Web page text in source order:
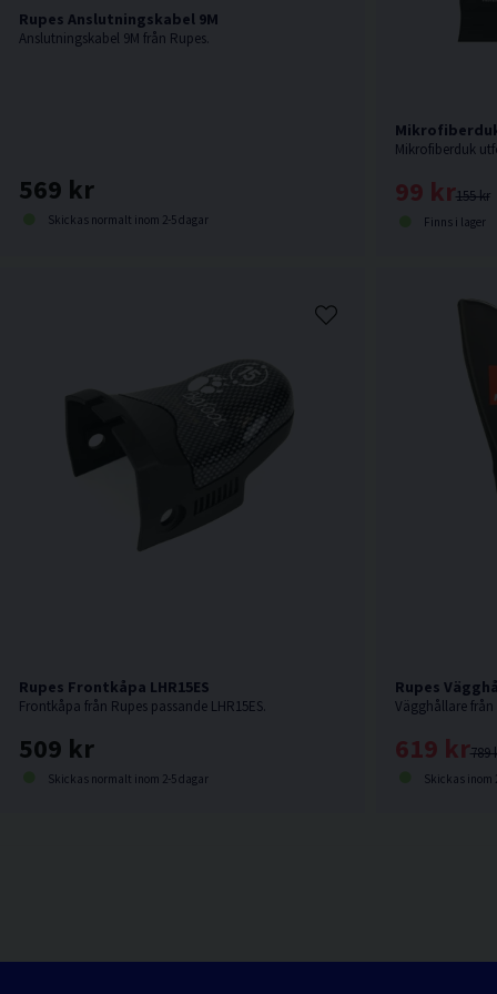
Rupes Anslutningskabel 9M
Anslutningskabel 9M från Rupes.
569 kr
Skickas normalt inom 2-5 dagar
Mikrofiberduk
155 kr
99 kr
Finns i lager
Rupes Frontkåpa LHR15ES
Frontkåpa från Rupes passande LHR15ES.
509 kr
Skickas normalt inom 2-5 dagar
Rupes
Vägghållare från
789
619 kr
Skickas inom